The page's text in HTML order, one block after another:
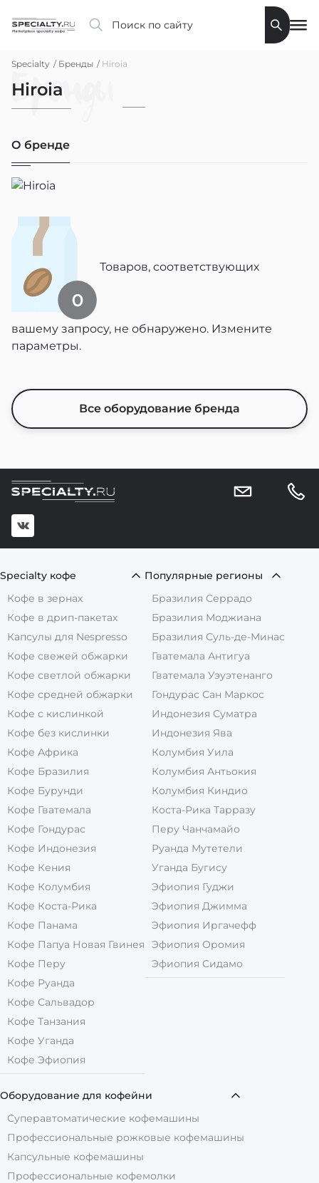
Specialty Бренды Hiroia
Бренды
Hiroia
О бренде
Товаров, соответствующих
вашему запросу, не обнаружено. Измените
параметры.
Все оборудование бренда
Specialty кофе
Кофе в зернах
Кофе в дрип-пакетах
Капсулы для Nespresso
Кофе свежей обжарки
Кофе светлой обжарки
Кофе средней обжарки
Кофе с кислинкой
Кофе без кислинки
Кофе Африка
Кофе Бразилия
Кофе Бурунди
Кофе Гватемала
Кофе Гондурас
Кофе Индонезия
Кофе Кения
Кофе Колумбия
Кофе Коста-Рика
Кофе Панама
Кофе Папуа Новая Гвинея
Кофе Перу
Кофе Руанда
Кофе Сальвадор
Кофе Танзания
Кофе Уганда
Кофе Эфиопия
Популярные регионы
Бразилия Серрадо
Бразилия Моджиана
Бразилия Суль-де-Минас
Гватемала Антигуа
Гватемала Уэуэтенанго
Гондурас Сан Маркос
Индонезия Суматра
Индонезия Ява
Колумбия Уила
Колумбия Антьокия
Колумбия Киндио
Коста-Рика Тарразу
Перу Чанчамайо
Руанда Мутетели
Уганда Бугису
Эфиопия Гуджи
Эфиопия Джимма
Эфиопия Иргачефф
Эфиопия Оромия
Эфиопия Сидамо
Оборудование для кофейни
Суперавтоматические кофемашины
Профессиональные рожковые кофемашины
Капсульные кофемашины
Профессиональные кофемолки